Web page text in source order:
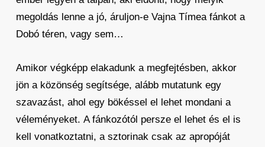
megoldás lenne a jó, áruljon-e Vajna Tímea fánkot a
Dobó téren, vagy sem…
Amikor végképp elakadunk a megfejtésben, akkor
jön a közönség segítsége, alább mutatunk egy
szavazást, ahol egy bökéssel el lehet mondani a
véleményeket. A fánkozótól persze el lehet és el is
kell vonatkoztatni, a sztorinak csak az apropóját